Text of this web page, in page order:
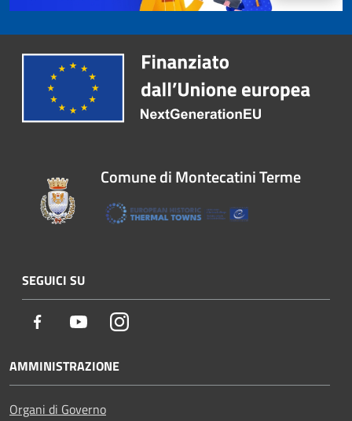
Comune di Montecatini Terme
SEGUICI SU
Facebook YoutubeInstagram
AMMINISTRAZIONE
Organi di Governo